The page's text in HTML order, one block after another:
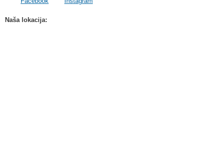
Naša lokacija: